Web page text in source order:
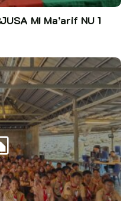
MI Ma’arif NU 1